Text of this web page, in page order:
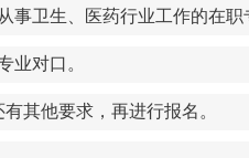
卫生、医药行业工作的在职
业对口。
其他要求，再进行报名。